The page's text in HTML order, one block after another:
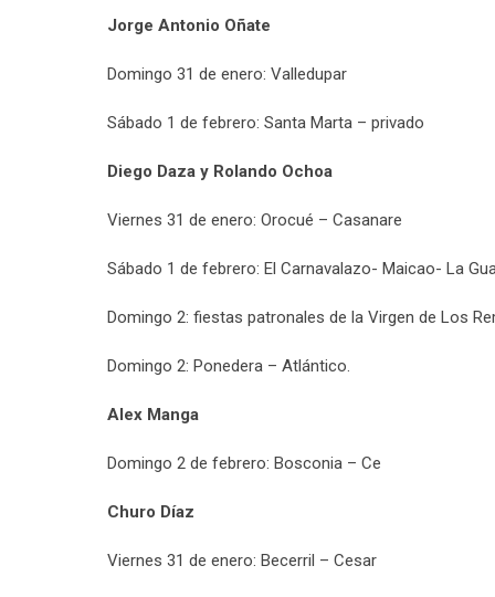
Jorge Antonio Oñate
Domingo 31 de enero: Valledupar
Sábado 1 de febrero: Santa Marta – privado
Diego Daza y Rolando Ochoa
Viernes 31 de enero: Orocué – Casanare
Sábado 1 de febrero: El Carnavalazo- Maicao- La
Domingo 2: fiestas patronales de la Virgen de Los
Domingo 2: Ponedera – Atlántico.
Alex Manga
Domingo 2 de febrero: Bosconia – Ce
Churo Díaz
Viernes 31 de enero: Becerril – Cesar